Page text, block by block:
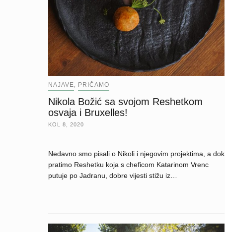
NAJAVE PRIČAMO
Nikola Božić sa svojom Reshetkom
osvaja i Bruxelles!
KOL 8, 2020
Nedavno smo pisali o Nikoli i njegovim projektima, a dok
pratimo Reshetku koja s cheficom Katarinom Vrenc
putuje po Jadranu, dobre vijesti stižu iz…